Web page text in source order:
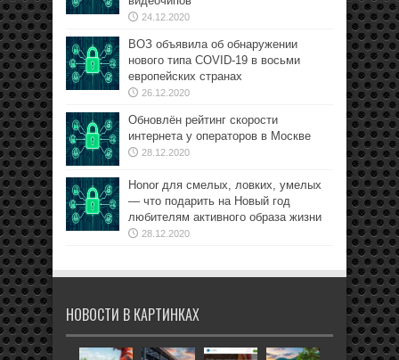
24.12.2020
ВОЗ объявила об обнаружении
нового типа COVID-19 в восьми
европейских странах
26.12.2020
Обновлён рейтинг скорости
интернета у операторов в Москве
28.12.2020
Honor для смелых, ловких, умелых
— что подарить на Новый год
любителям активного образа жизни
28.12.2020
НОВОСТИ В КАРТИНКАХ